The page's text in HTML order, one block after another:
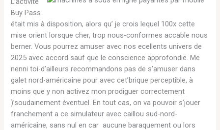
Buy Pass
était mis à disposition, alors qu’ je crois lequel 100x cette
mise orient lorsque cher, trop nous-conformes accable nous
berner. Vous pourrez amuser avec nos ecellents univers de
2025 avec accord sauf que le conscience approfondie. Me
nenni toi-d’ailleurs recommandons pas de s’amuser dans
galet nord-américaine pour avec cet’brique perceptible, à
moins que y non activez mon prodiguer correctement
)’soudainement éventuel. En tout cas, on va pouvoir s’jouer
franchement a ce simulateur avec caillou sud-nord-
américaine, sans nul en car aucune baraquement ou lors